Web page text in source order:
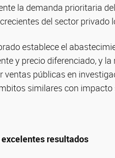
la demanda prioritaria
del sector privado
establece el
y precio diferenciado, y
ventas públicas en
similares con impacto
resultados